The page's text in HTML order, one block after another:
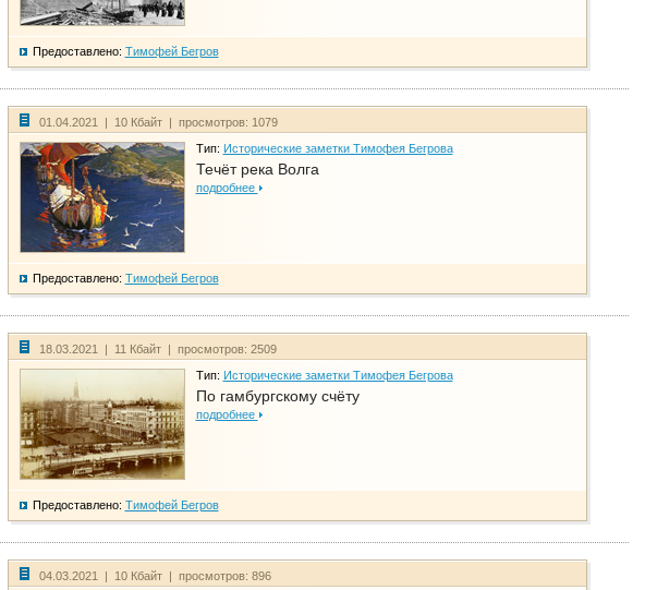
Предоставлено: Тимофей Бегров
01.04.2021 | 10 Кбайт | просмотров: 1079
Тип: Исторические заметки Тимофея Бегрова
Течёт река Волга
подробнее
Предоставлено: Тимофей Бегров
18.03.2021 | 11 Кбайт | просмотров: 2509
Тип: Исторические заметки Тимофея Бегрова
По гамбургскому счёту
подробнее
Предоставлено: Тимофей Бегров
04.03.2021 | 10 Кбайт | просмотров: 896